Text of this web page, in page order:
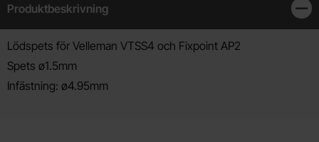
Produktbeskrivning
Produktbeskrivning
Lödspets för Velleman VTSS4 och Fixpoint AP2
Spets ø1.5mm
Infästning: ø4.95mm